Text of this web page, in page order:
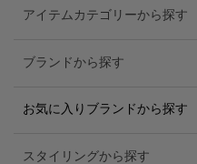
アイテムカテゴリーから探す
ブランドから探す
お気に入りブランドから探す
スタイリングから探す